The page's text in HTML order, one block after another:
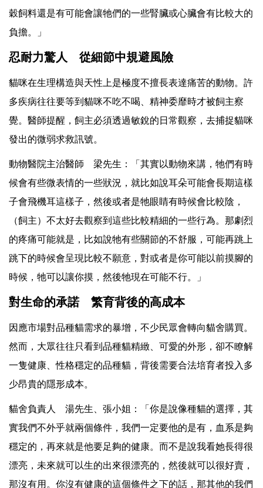
穀飼料還是有可能會讓牠們的一些腎臟或心臟會有比較大的
負擔。」
忍耐力驚人 從細節中規避風險
貓咪在生理構造與天性上是極度不擅長表達痛苦的動物。許
多疾病往往要等到貓咪不吃不喝、精神委靡時才被飼主察
覺。醫師提醒，飼主必須透過敏銳的日常觀察，去捕捉貓咪
發出的微弱求救訊號。
動物醫院主治醫師 梁先生：「其實以動物來講，牠們有時
候會有些微表情的一些狀況，就比如說耳朵可能會長期這樣
子會飛機耳這樣子，然後或者是牠眼睛有時候會比較陰，
（飼主）不太好去觀察到這些比較精細的一些行為。那劇烈
的疼痛可能就是，比如說牠有些關節的不舒服，可能再跳上
跳下的時候會呈現比較不願意，對或者是你可能以前摸腳的
時候，牠可以讓你摸，然後牠現在可能不行。」
對生命的承諾 繁育背後的高成本
因應市場對品種貓需求的暴增，不少民眾會轉向貓舍購買。
然而，大眾往往只看到品種貓精緻、可愛的外形，卻不瞭解
一隻健康、性格穩定的品種貓，背後需要合法培育者投入多
少昂貴的隱形成本。
貓舍負責人 湯先生、張小姐：「你是說像種貓的選擇，其
實我們不外乎就兩個條件，我們一定要他的是有，血系是夠
穩定的，再來就是他要足夠的健康。而不是說我看她長得很
漂亮，未來就可以生的出來很漂亮的，然後就可以很好賣，
那沒有用。你沒有健康的這個條件之下的話，那其他的我們